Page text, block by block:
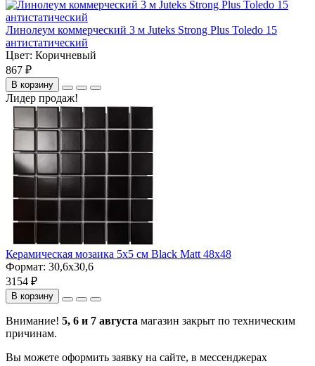
Линолеум коммерческий 3 м Juteks Strong Plus Toledo 15
антистатический
Цвет: Коричневый
867 ₽
В корзину
Лидер продаж!
Керамическая мозаика 5x5 см Black Matt 48x48
Формат: 30,6x30,6
3154 ₽
В корзину
Внимание! 5, 6 и 7 августа магазин закрыт по техническим
причинам.
Вы можете оформить заявку на сайте, в мессенджерах